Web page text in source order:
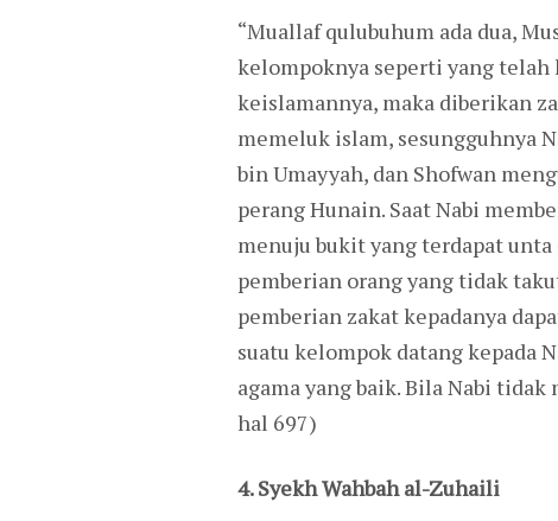
“Muallaf qulubuhum ada dua,
kelompoknya seperti yang telah
keislamannya, maka diberikan
memeluk islam, sesungguhnya
bin Umayyah, dan Shofwan
perang Hunain. Saat Nabi
menuju bukit yang terdapat
pemberian orang yang tidak
pemberian zakat kepadanya
suatu kelompok datang kepada
agama yang baik. Bila Nabi
hal 697)
4. Syekh Wahbah al-Zuhaili